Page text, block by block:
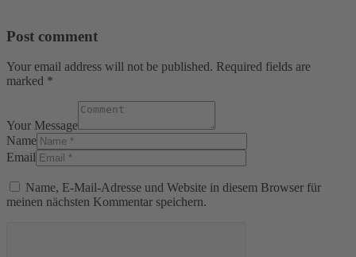
Post comment
Your email address will not be published. Required fields are
marked *
Your Message
Name
Email
Name, E-Mail-Adresse und Website in diesem Browser für
meinen nächsten Kommentar speichern.